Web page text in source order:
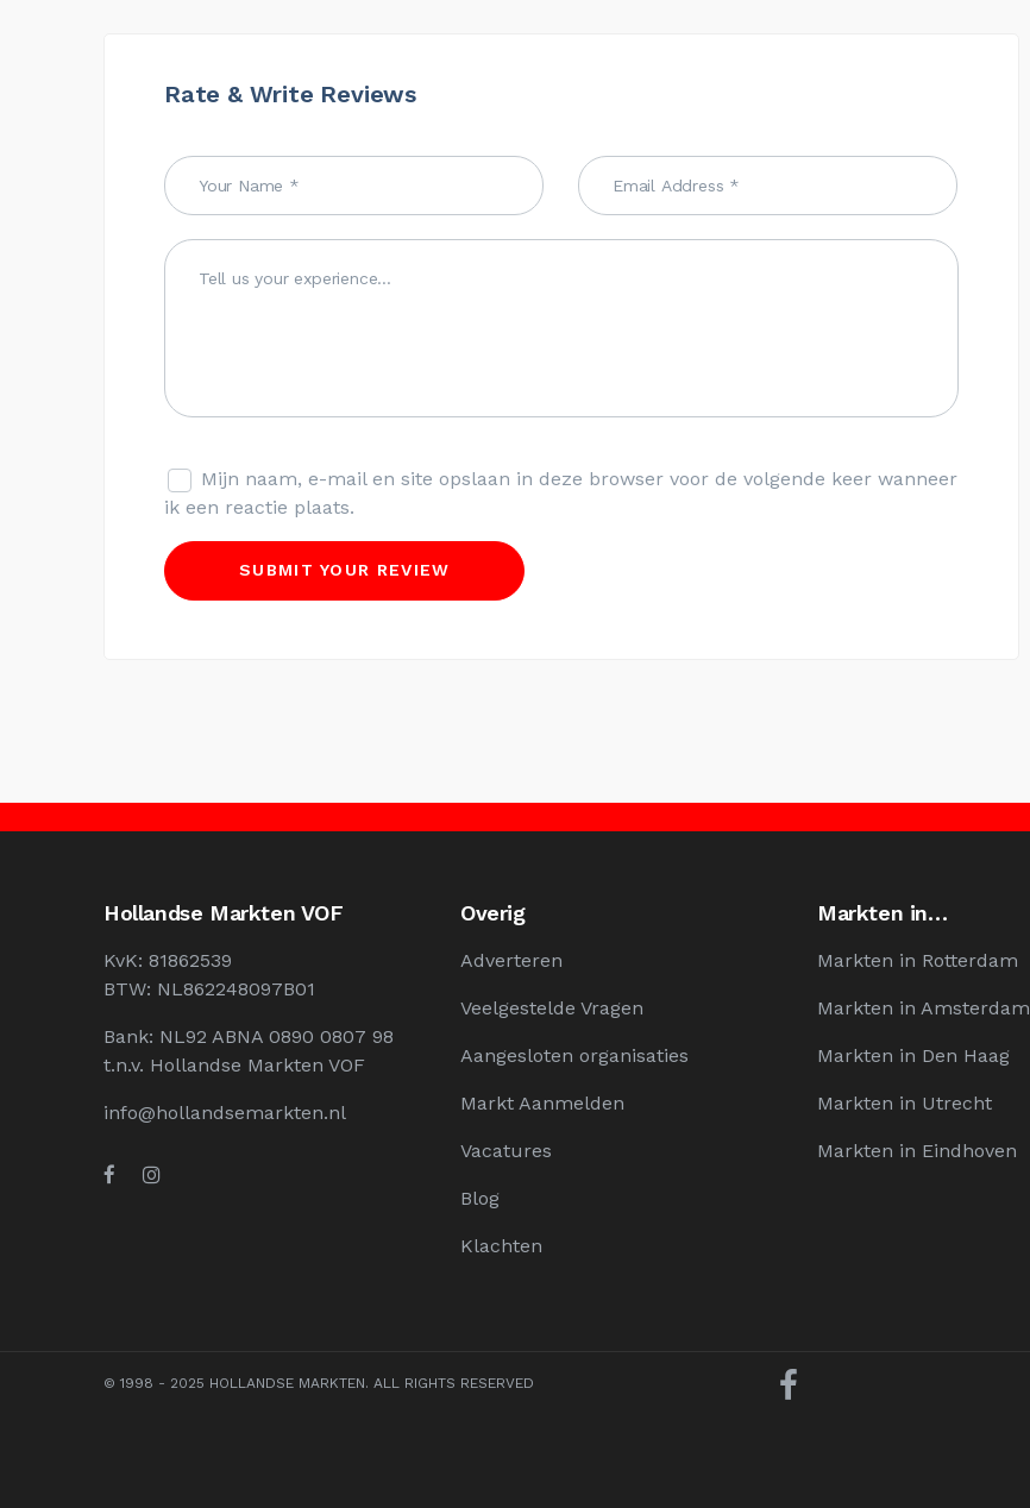
Rate & Write Reviews
Mijn naam, e-mail en site opslaan in deze browser voor de volgende keer wanneer
ik een reactie plaats.
Hollandse Markten VOF
KvK: 81862539
BTW: NL862248097B01
Bank: NL92 ABNA 0890 0807 98
t.n.v. Hollandse Markten VOF
info@hollandsemarkten.nl
Overig
Adverteren
Veelgestelde Vragen
Aangesloten organisaties
Markt Aanmelden
Vacatures
Blog
Klachten
Markten in…
Markten in Rotterdam
Markten in Amsterdam
Markten in Den Haag
Markten in Utrecht
Markten in Eindhoven
© 1998 - 2025 HOLLANDSE MARKTEN. ALL RIGHTS RESERVED